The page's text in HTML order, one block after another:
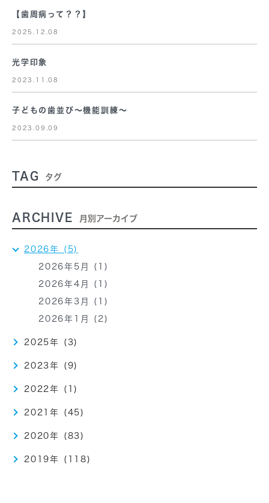
【歯周病って？？】
2025.12.08
光学印象
2023.11.08
子どもの歯並び～機能訓練～
2023.09.09
TAG タグ
ARCHIVE 月別アーカイブ
2026年 (5)
2026年5月 (1)
2026年4月 (1)
2026年3月 (1)
2026年1月 (2)
2025年 (3)
2023年 (9)
2022年 (1)
2021年 (45)
2020年 (83)
2019年 (118)